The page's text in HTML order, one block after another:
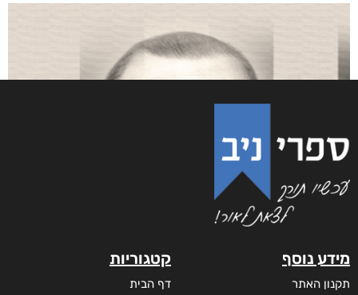
מידע נוסף
תקנון האתר
קטגוריות
דף הבית